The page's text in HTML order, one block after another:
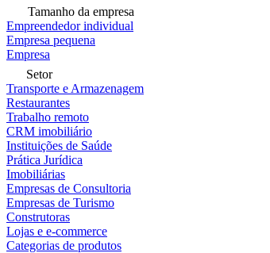
Tamanho da empresa
Empreendedor individual
Empresa pequena
Empresa
Setor
Transporte e Armazenagem
Restaurantes
Trabalho remoto
CRM imobiliário
Instituições de Saúde
Prática Jurídica
Imobiliárias
Empresas de Consultoria
Empresas de Turismo
Construtoras
Lojas e e-commerce
Categorias de produtos